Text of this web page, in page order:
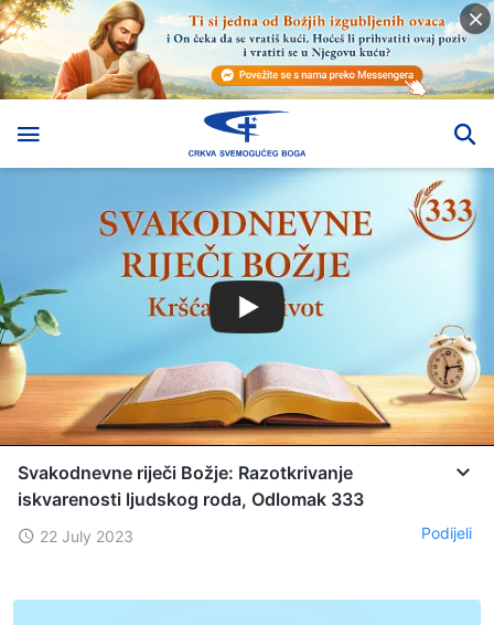
Svakodnevne riječi Božje: Razotkrivanje
iskvarenosti ljudskog roda, Odlomak 333
22 July 2023 Podijeli